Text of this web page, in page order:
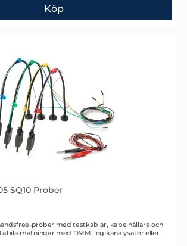
Köp
6003 PCBite Med SQ10 Prober
SQ10 Prober
prober med testkablar, kabelhållare och
mätningar med DMM, logikanalysator eller